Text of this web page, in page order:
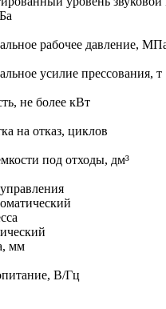
рабочее давление,
усилие прессования, т
не более кВт
на отказ, циклов
под отходы, дм³
мм
В/Гц